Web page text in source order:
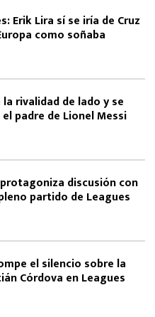
Erik Lira sí se iría de Cruz
como soñaba
rivalidad de lado y se
padre de Lionel Messi
discusión con
partido de Leagues
el silencio sobre la
Córdova en Leagues